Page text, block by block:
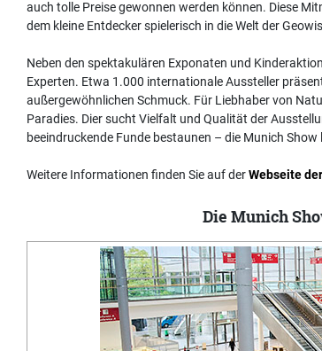
auch tolle Preise gewonnen werden können. Diese
dem kleine Entdecker spielerisch in die Welt der
Neben den spektakulären Exponaten und
Experten. Etwa 1.000 internationale Aussteller
außergewöhnlichen Schmuck. Für Liebhaber von
Paradies. Dier sucht Vielfalt und Qualität der
beeindruckende Funde bestaunen – die Munich
Weitere Informationen finden Sie auf derWebseite
Die Munich